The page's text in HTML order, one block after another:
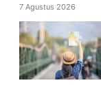
7 Agustus 2026